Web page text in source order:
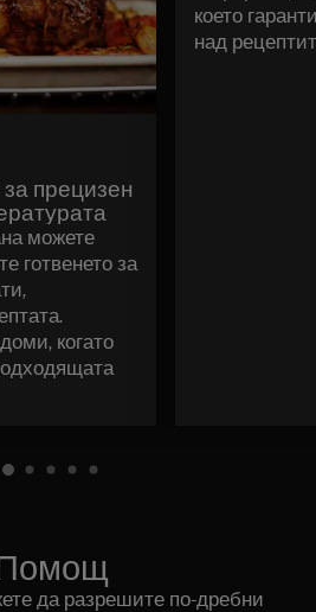
прецизен
можете
готвенето за
когато
което
над
да разрешите по-дребни